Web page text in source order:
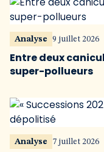
Analyse 9 juillet 2026
Entre deux
super-pollueurs
Analyse 7 juillet 2026